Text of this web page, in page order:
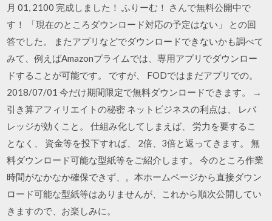
月 01, 2100 完成しました！ ふりーむ！ さんで無料公開中で
す！ 「現在のところダウンロード対応の予定はない」 との回
答でした。 またアプリなどでダウンロードできないかも調べて
みて、例えばAmazonプライムでは、専用アプリでダウンロー
ドすることが可能です。 ですが、 FODではまだアプリでの。
2018/07/01 今だけ期間限定で無料ダウンロードできます。 →
引き算アフィリエイトの秘密 ネットビジネスの利点は、 レバ
レッジが効くこと。 仕組み化してしまえば、 労力を要するこ
となく、 資金等を投下すれば、 2倍、3倍と返ってきます。 無
料ダウンロード可能な型紙等をご紹介します。 今のところ作業
時間がなかなか確保できず、。本ホームページから直接ダウン
ロード可能な型紙等はありませんが、これから順次公開してい
きますので、お楽しみに。